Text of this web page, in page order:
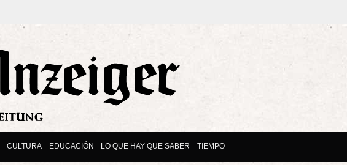
CULTURA EDUCACIÓN LO QUE HAY QUE SABER TIEMPO